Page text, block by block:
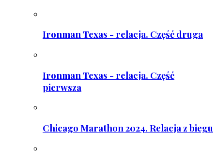
Ironman Texas - relacja. Część druga
Ironman Texas - relacja. Część
pierwsza
Chicago Marathon 2024. Relacja z biegu